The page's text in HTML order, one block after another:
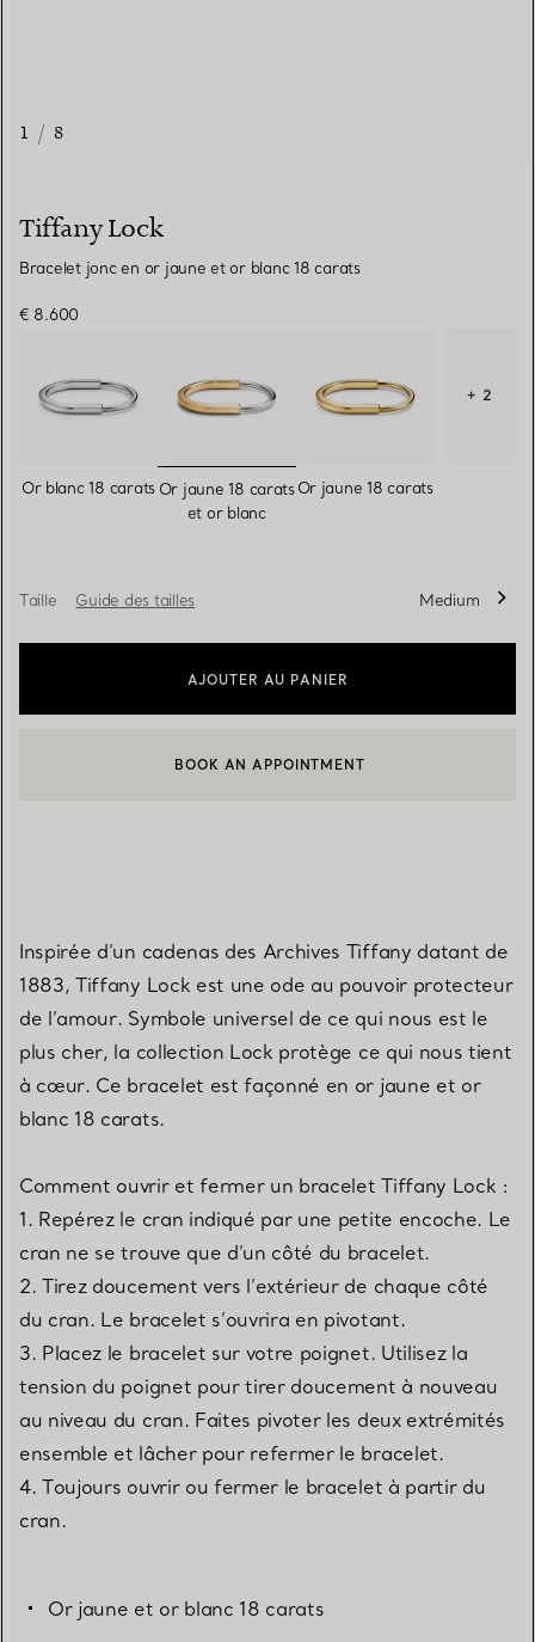
1 / 8
Tiffany Lock
Bracelet jonc en or jaune et or blanc 18 carats
€ 8.600
Or blanc 18 carats sélectionnés
Or jaune 18 carats
et or blanc
Or jaune 18 carats
+ 2
Taille Guide des tailles Medium
AJOUTER AU PANIER
CONTACTER UN CONSEILLER CLIENT OU PRENDRE RENDEZ-
BOOK AN APPOINTMENT
Inspirée d’un cadenas des Archives Tiffany datant de
1883, Tiffany Lock est une ode au pouvoir protecteur
de l’amour. Symbole universel de ce qui nous est le
plus cher, la collection Lock protège ce qui nous tient
à cœur. Ce bracelet est façonné en or jaune et or
blanc 18 carats.
Comment ouvrir et fermer un bracelet Tiffany Lock :
1. Repérez le cran indiqué par une petite encoche. Le
cran ne se trouve que d’un côté du bracelet.
2. Tirez doucement vers l’extérieur de chaque côté
du cran. Le bracelet s’ouvrira en pivotant.
3. Placez le bracelet sur votre poignet. Utilisez la
tension du poignet pour tirer doucement à nouveau
au niveau du cran. Faites pivoter les deux extrémités
ensemble et lâcher pour refermer le bracelet.
4. Toujours ouvrir ou fermer le bracelet à partir du
cran.
Or jaune et or blanc 18 carats